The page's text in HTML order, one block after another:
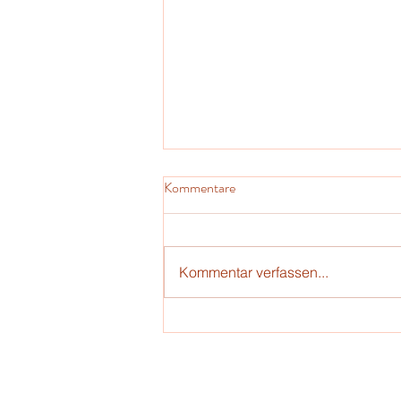
50 Jahre Bethlehem Universität:
Kommentare
Kommentar verfassen...